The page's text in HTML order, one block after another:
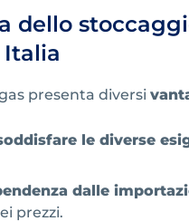
dello
presenta diversi
le diverse
dalle
prezzi.